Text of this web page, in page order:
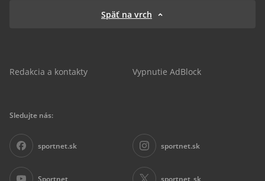
Späť na vrch
Redakcia a kontakty Vypnutie AdBlock
Sledujte nás:
sportnet.sk sportnet.sk
Sportnet sportnet_sk